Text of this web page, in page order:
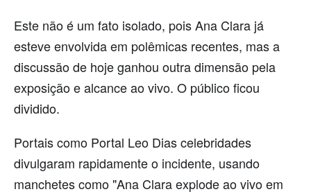
Este não é um fato isolado, pois Ana Clara já
esteve envolvida em polêmicas recentes, mas a
discussão de hoje ganhou outra dimensão pela
exposição e alcance ao vivo. O público ficou
dividido.
Portais como Portal Leo Dias celebridades
divulgaram rapidamente o incidente, usando
manchetes como "Ana Clara explode ao vivo em